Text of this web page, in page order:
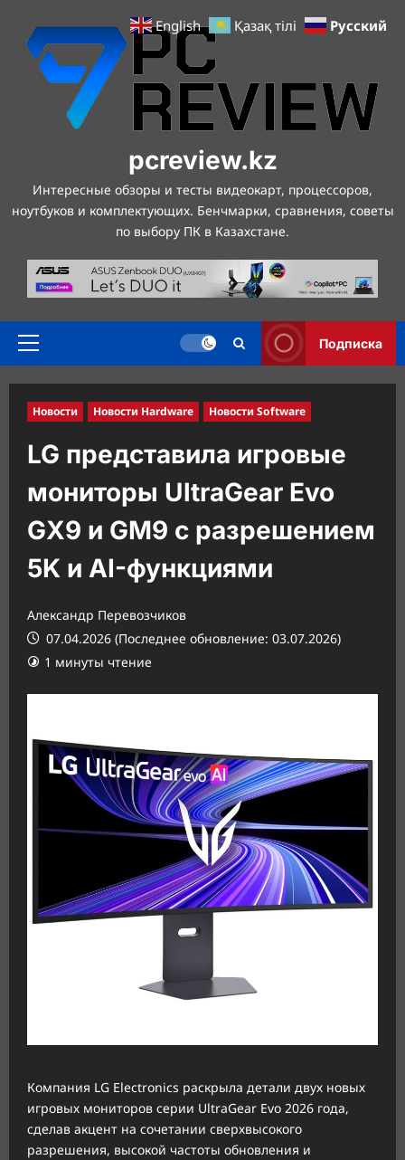
содержимому
pcreview.kz
Интересные обзоры и тесты видеокарт, процессоров,
ноутбуков и комплектующих. Бенчмарки, сравнения, советы
по выбору ПК в Казахстане.
Основное
Подписка
Новости Новости Hardware Новости Software
LG представила игровые
мониторы UltraGear Evo
GX9 и GM9 с разрешением
5K и AI-функциями
Александр Перевозчиков
07.04.2026 (Последнее обновление: 03.07.2026)
1 минуты чтение
Компания LG Electronics раскрыла детали двух новых
игровых мониторов серии UltraGear Evo 2026 года,
сделав акцент на сочетании сверхвысокого
разрешения, высокой частоты обновления и
English Қазақ тілі Русский